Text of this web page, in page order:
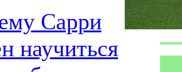
Сарри
научиться